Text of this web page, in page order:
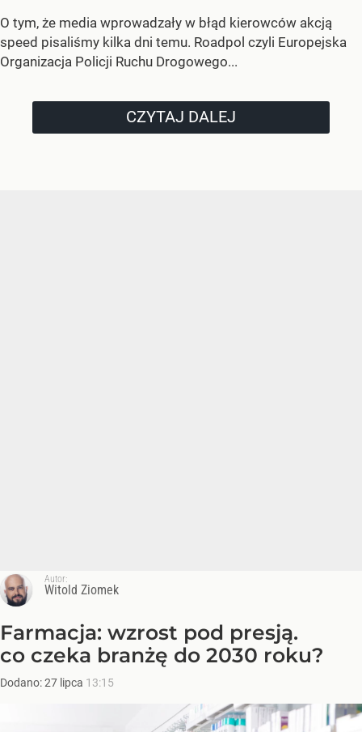
O tym, że media wprowadzały w błąd kierowców akcją
speed pisaliśmy kilka dni temu. Roadpol czyli Europejska
Organizacja Policji Ruchu Drogowego...
CZYTAJ DALEJ
Autor:
Witold Ziomek
Farmacja: wzrost pod presją.
co czeka branżę do 2030 roku?
Dodano:27 lipca 13:15